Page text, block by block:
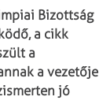
Bizottság
a cikk
a
a vezetője
jó